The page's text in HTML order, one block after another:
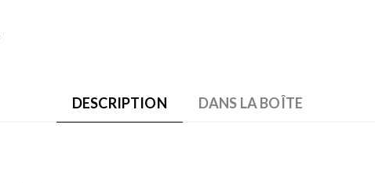
DESCRIPTION DANS LA BOÎTE